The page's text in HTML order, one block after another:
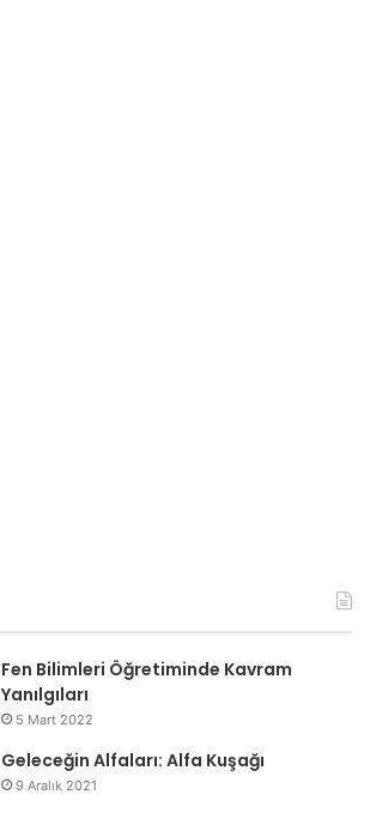
Fen Bilimleri Öğretiminde Kavram
Yanılgıları
5 Mart 2022
Geleceğin Alfaları: Alfa Kuşağı
9 Aralık 2021